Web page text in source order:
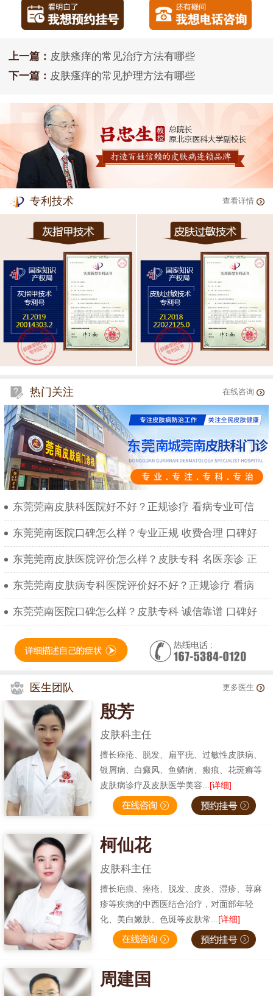
上一篇： 皮肤瘙痒的常见治疗方法有哪些
下一篇： 皮肤瘙痒的常见护理方法有哪些
专利技术 查看详情
热门关注 在线咨询
东莞莞南皮肤科医院好不好？正规诊疗 看病专业可信
东莞莞南医院口碑怎么样？专业正规 收费合理 口碑好
东莞莞南皮肤医院评价怎么样？皮肤专科 名医亲诊 正
东莞莞南皮肤病专科医院评价好不好？正规诊疗 看病
东莞莞南医院口碑怎么样？皮肤专科 诚信靠谱 口碑好
医生团队 更多医生
殷芳
皮肤科主任
擅长痤疮、脱发、扁平疣、过敏性皮肤病、
银屑病、白癜风、鱼鳞病、瘢痕、花斑癣等
皮肤病诊疗及皮肤医学美容... [详细]
柯仙花
皮肤科主任
擅长疤痕、痤疮、脱发、皮炎、湿疹、荨麻
疹等疾病的中西医结合治疗，对面部年轻
化、美白嫩肤、色斑等皮肤常... [详细]
周建国